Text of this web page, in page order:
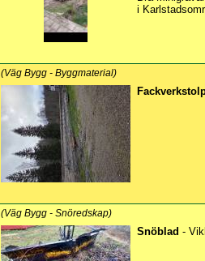
i
(Väg Bygg - Byggmaterial)
(Väg Bygg - Snöredskap)
Snöblad -